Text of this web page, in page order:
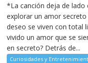
*La canción deja de lado
explorar un amor
deseo se viven con total
vivido un amor que se
en secreto? Detrás de...
Curiosidades y